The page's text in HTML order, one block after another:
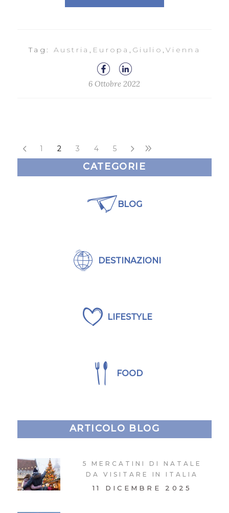
Tag: Austria , Europa , Giulio ,Vienna
6 Ottobre 2022
1 2 3 4 5
CATEGORIE
BLOG
DESTINAZIONI
LIFESTYLE
FOOD
ARTICOLO BLOG
5 MERCATINI DI NATALE
DA VISITARE IN ITALIA
11 DICEMBRE 2025